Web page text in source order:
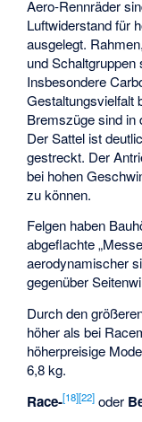
Aero-Rennräder
Luftwiderstand für
ausgelegt.
und Schaltgruppen
Insbesondere
Gestaltungsvielfalt
Bremszüge sind in
Der Sattel ist
gestreckt. Der
bei hohen
zu können.
Felgen haben
abgeflachte
aerodynamischer
gegenüber
Durch den
höher als bei
höherpreisige
6,8 kg.
Race-[18][22] oder